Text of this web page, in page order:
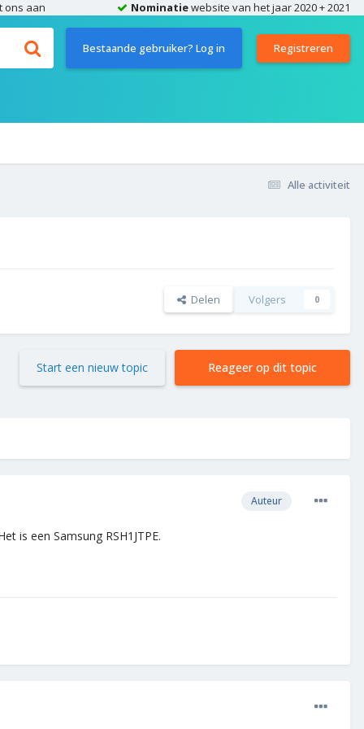
ons aan Nominatiewebsite van het jaar 2020 + 2021
Bestaande gebruiker? Log in Registreren
Alle activiteit
Delen Volgers 0
Reageer op dit topic
Start een nieuw topic
Auteur
is een Samsung RSH1JTPE.